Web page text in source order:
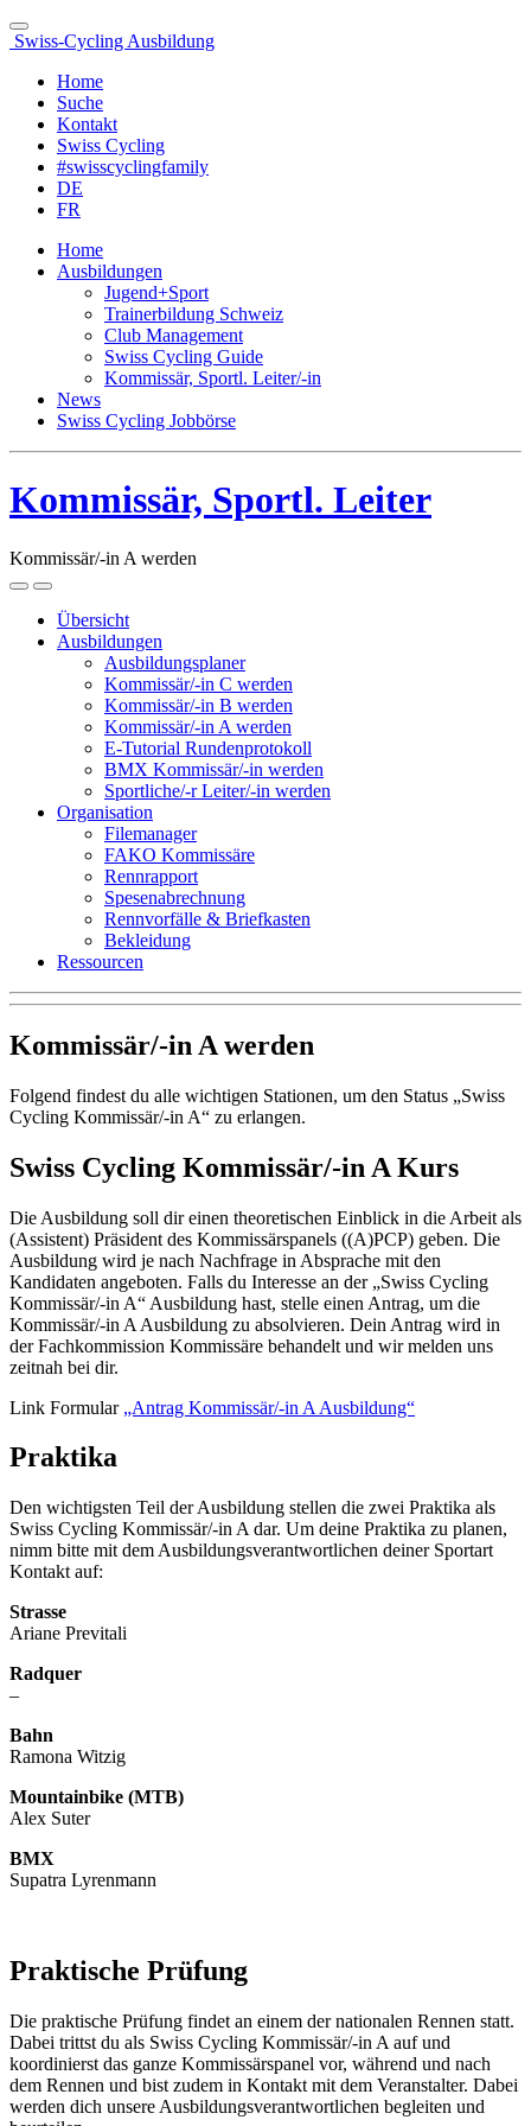
Swiss-Cycling Ausbildung
Home
Suche
Kontakt
Swiss Cycling
#swisscyclingfamily
DE
FR
Home
Ausbildungen
Jugend+Sport
Trainerbildung Schweiz
Club Management
Swiss Cycling Guide
Kommissär, Sportl. Leiter/-in
News
Swiss Cycling Jobbörse
Kommissär, Sportl. Leiter
Kommissär/-in A werden
Übersicht
Ausbildungen
Ausbildungsplaner
Kommissär/-in C werden
Kommissär/-in B werden
Kommissär/-in A werden
E-Tutorial Rundenprotokoll
BMX Kommissär/-in werden
Sportliche/-r Leiter/-in werden
Organisation
Filemanager
FAKO Kommissäre
Rennrapport
Spesenabrechnung
Rennvorfälle & Briefkasten
Bekleidung
Ressourcen
Kommissär/-in A werden
Folgend findest du alle wichtigen Stationen, um den Status „Swiss
Cycling Kommissär/-in A“ zu erlangen.
Swiss Cycling Kommissär/-in A Kurs
Die Ausbildung soll dir einen theoretischen Einblick in die Arbeit als
(Assistent) Präsident des Kommissärspanels ((A)PCP) geben. Die
Ausbildung wird je nach Nachfrage in Absprache mit den
Kandidaten angeboten. Falls du Interesse an der „Swiss Cycling
Kommissär/-in A“ Ausbildung hast, stelle einen Antrag, um die
Kommissär/-in A Ausbildung zu absolvieren. Dein Antrag wird in
der Fachkommission Kommissäre behandelt und wir melden uns
zeitnah bei dir.
Link Formular „Antrag Kommissär/-in A Ausbildung“
Praktika
Den wichtigsten Teil der Ausbildung stellen die zwei Praktika als
Swiss Cycling Kommissär/-in A dar. Um deine Praktika zu planen,
nimm bitte mit dem Ausbildungsverantwortlichen deiner Sportart
Kontakt auf:
Strasse
Ariane Previtali
Radquer
–
Bahn
Ramona Witzig
Mountainbike (MTB)
Alex Suter
BMX
Supatra Lyrenmann
Praktische Prüfung
Die praktische Prüfung findet an einem der nationalen Rennen statt.
Dabei trittst du als Swiss Cycling Kommissär/-in A auf und
koordinierst das ganze Kommissärspanel vor, während und nach
dem Rennen und bist zudem in Kontakt mit dem Veranstalter. Dabei
werden dich unsere Ausbildungsverantwortlichen begleiten und